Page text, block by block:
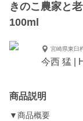
きのこ農家と
100ml
宮崎県東臼
今西 猛 |
商品説明
▼商品概要